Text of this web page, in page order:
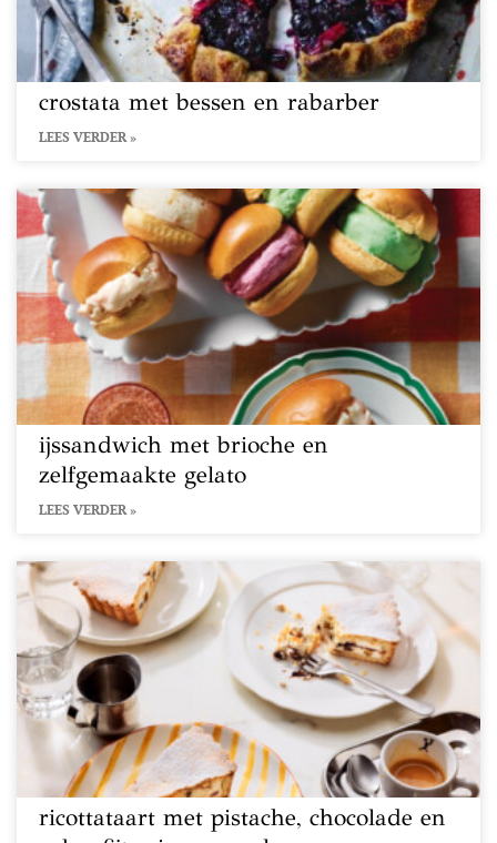
crostata met bessen en rabarber
LEES VERDER »
ijssandwich met brioche en
zelfgemaakte gelato
LEES VERDER »
ricottataart met pistache, chocolade en